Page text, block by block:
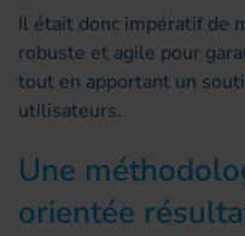
Il était donc impératif de
robuste et agile pour
tout en apportant un
utilisateurs.
Une
orientée